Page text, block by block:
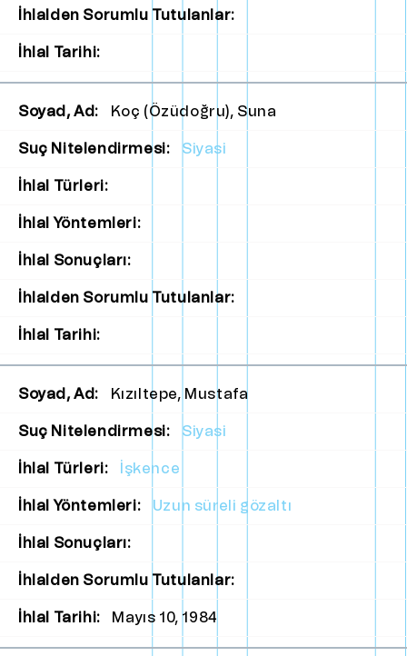
İhlalden Sorumlu Tutulanlar:
İhlal Tarihi:
Soyad, Ad: Koç (Özüdoğru), Suna
Suç Nitelendirmesi: Siyasi
İhlal Türleri:
İhlal Yöntemleri:
İhlal Sonuçları:
İhlalden Sorumlu Tutulanlar:
İhlal Tarihi:
Soyad, Ad: Kızıltepe, Mustafa
Suç Nitelendirmesi: Siyasi
İhlal Türleri: İşkence
İhlal Yöntemleri: Uzun süreli gözaltı
İhlal Sonuçları:
İhlalden Sorumlu Tutulanlar:
İhlal Tarihi: Mayıs 10, 1984